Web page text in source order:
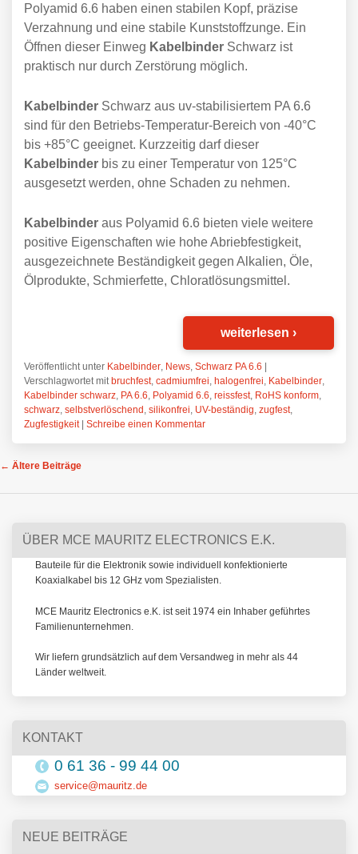
Polyamid 6.6 haben einen stabilen Kopf, präzise
Verzahnung und eine stabile Kunststoffzunge. Ein
Öffnen dieser Einweg Kabelbinder Schwarz ist
praktisch nur durch Zerstörung möglich.
Kabelbinder Schwarz aus uv-stabilisiertem PA 6.6
sind für den Betriebs-Temperatur-Bereich von -40°C
bis +85°C geeignet. Kurzzeitig darf dieser
Kabelbinder bis zu einer Temperatur von 125°C
ausgesetzt werden, ohne Schaden zu nehmen.
Kabelbinder aus Polyamid 6.6 bieten viele weitere
positive Eigenschaften wie hohe Abriebfestigkeit,
ausgezeichnete Beständigkeit gegen Alkalien, Öle,
Ölprodukte, Schmierfette, Chloratlösungsmittel.
weiterlesen ›
Veröffentlicht unter Kabelbinder, News, Schwarz PA 6.6 |
Verschlagwortet mit bruchfest, cadmiumfrei, halogenfrei, Kabelbinder,
Kabelbinder schwarz, PA 6.6, Polyamid 6.6, reissfest, RoHS konform,
schwarz, selbstverlöschend, silikonfrei, UV-beständig, zugfest,
Zugfestigkeit | Schreibe einen Kommentar
Beitrags-Navigation
← Ältere Beiträge
ÜBER MCE MAURITZ ELECTRONICS E.K.
Bauteile für die Elektronik sowie individuell konfektionierte
Koaxialkabel bis 12 GHz vom Spezialisten.
MCE Mauritz Electronics e.K. ist seit 1974 ein Inhaber geführtes
Familienunternehmen.
Wir liefern grundsätzlich auf dem Versandweg in mehr als 44
Länder weltweit.
KONTAKT
0 61 36 - 99 44 00
service@mauritz.de
NEUE BEITRÄGE